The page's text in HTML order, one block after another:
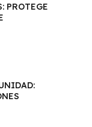
PROTEGE